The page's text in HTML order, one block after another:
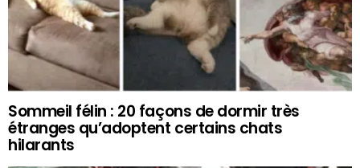
Sommeil félin : 20 façons de dormir très
étranges qu’adoptent certains chats
hilarants